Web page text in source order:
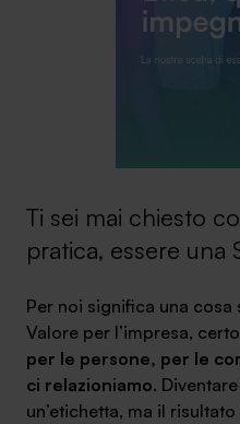
info@safinance.it
SA Finance Mediazione Creditizia
all'Oam n.M336
Ti sei mai chiesto
pratica, essere una
Per noi significa una cosa
Valore per l’impresa,
per le persone, per le
ci relazioniamo.
un’etichetta, ma il risultato